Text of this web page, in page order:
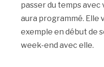
passer du temps avec
aura programmé. Elle
exemple en début de
week-end avec elle.